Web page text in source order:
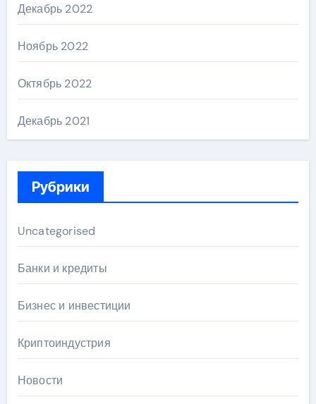
Декабрь 2022
Ноябрь 2022
Октябрь 2022
Декабрь 2021
Рубрики
Uncategorised
Банки и кредиты
Бизнес и инвестиции
Криптоиндустрия
Новости